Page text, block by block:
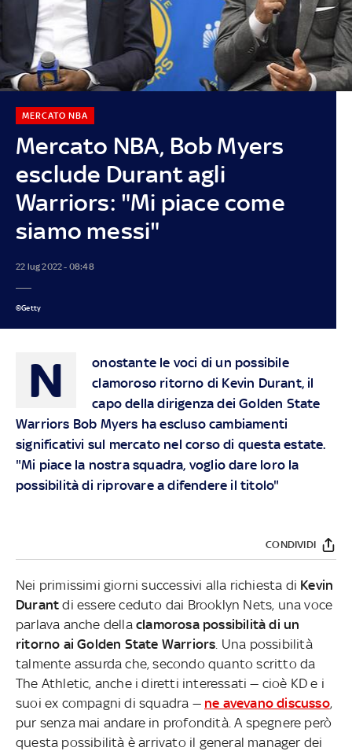
Mercato NBA, Bob Myers
esclude Durant agli
Warriors: "Mi piace come
siamo messi"
MERCATO NBA
22 lug 2022 - 08:48
©Getty
N
onostante le voci di un possibile
clamoroso ritorno di Kevin Durant, il
capo della dirigenza dei Golden State
Warriors Bob Myers ha escluso cambiamenti
significativi sul mercato nel corso di questa estate.
"Mi piace la nostra squadra, voglio dare loro la
possibilità di riprovare a difendere il titolo"
CONDIVIDI
Nei primissimi giorni successivi alla richiesta di Kevin
Durant di essere ceduto dai Brooklyn Nets, una voce
parlava anche della clamorosa possibilità di un
ritorno ai Golden State Warriors . Una possibilità
talmente assurda che, secondo quanto scritto da
The Athletic, anche i diretti interessati — cioè KD e i
suoi ex compagni di squadra — ne avevano discusso,
pur senza mai andare in profondità. A spegnere però
questa possibilità è arrivato il general manager dei